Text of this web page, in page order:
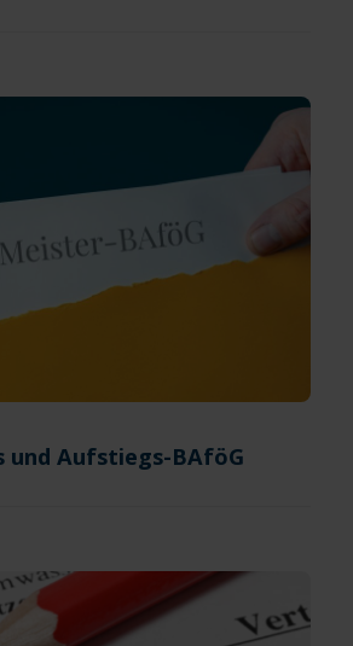
und Aufstiegs-BAföG